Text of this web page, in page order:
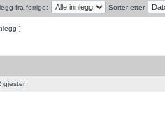
fra forrige: Sorter etter
]
gjester